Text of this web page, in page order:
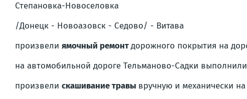
Степановка-Новоселовка
/Донецк - Новоазовск - Седово/ - Витава
произвели ямочный ремонтдорожного покрытия на
на автомобильной дороге Тельманово-Садки выполнили
произвели скашивание травы вручную и механически